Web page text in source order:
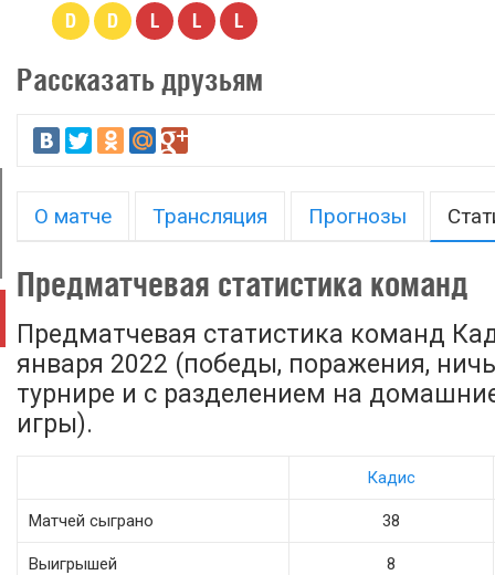
D D L L L
Рассказать друзьям
О матче Трансляция Прогнозы
Предматчевая статистика команд
Предматчевая статистика команд
января 2022 (победы, поражения,
турнире и с разделением на
игры).
Кадис
Матчей сыграно 38
Выигрышей 8